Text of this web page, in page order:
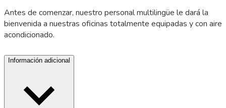
Antes de comenzar, nuestro personal multilingüe le dará la
bienvenida a nuestras oficinas totalmente equipadas y con aire
acondicionado.
Información adicional